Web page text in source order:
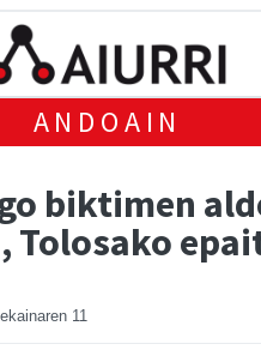
ANDOAIN
biktimen
Tolosako
11